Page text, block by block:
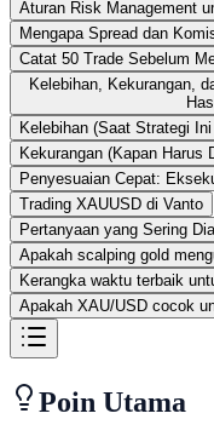
Aturan Risk Management
Mengapa Spread dan
Catat 50 Trade Sebelum
Kelebihan, Kekurangan,
Kelebihan (Saat Strategi
Kekurangan (Kapan Harus
Penyesuaian Cepat:
Trading XAUUSD di Vanto
Pertanyaan yang Sering
Apakah scalping gold
Kerangka waktu terbaik
Apakah XAU/USD cocok
Poin Utama